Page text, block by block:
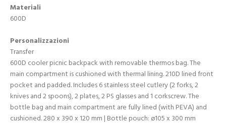
Materiali
600D
Personalizzazioni
Transfer
600D cooler picnic backpack with removable thermos bag. The
main compartment is cushioned with thermal lining. 210D lined front
pocket and padded. Includes 6 stainless steel cutlery (2 forks, 2
knives and 2 spoons), 2 plates, 2 PS glasses and 1 corkscrew. The
bottle bag and main compartment are fully lined (with PEVA) and
cushioned. 280 x 390 x 120 mm | Bottle pouch: ø105 x 300 mm